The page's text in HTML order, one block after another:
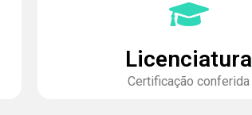
Licenciatura
Certificação conferida